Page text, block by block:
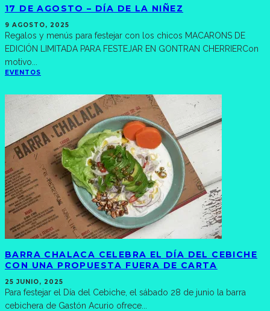
17 DE AGOSTO – DÍA DE LA NIÑEZ
9 AGOSTO, 2025
Regalos y menús para festejar con los chicos MACARONS DE
EDICIÓN LIMITADA PARA FESTEJAR EN GONTRAN CHERRIERCon
motivo
EVENTOS
BARRA CHALACA CELEBRA EL DÍA DEL CEBICHE
CON UNA PROPUESTA FUERA DE CARTA
25 JUNIO, 2025
Para festejar el Día del Cebiche, el sábado 28 de junio la barra
cebichera de Gastón Acurio ofrece